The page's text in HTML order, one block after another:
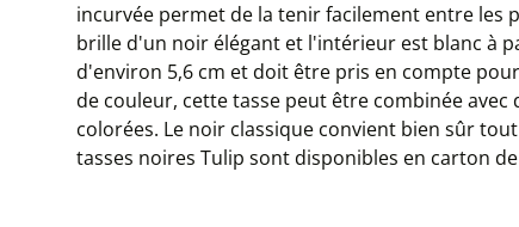
incurvée permet de la tenir facilement entre les
brille d'un noir élégant et l'intérieur est blanc à
d'environ 5,6 cm et doit être pris en compte
de couleur, cette tasse peut être combinée avec
colorées. Le noir classique convient bien sûr
tasses noires Tulip sont disponibles en carton de